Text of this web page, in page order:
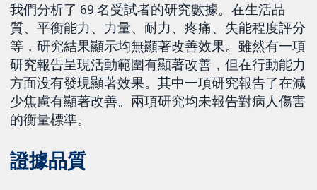
我們分析了 69 名受試者的研究數據。在生活品
質、平衡能力、力量、耐力、疼痛、失能程度評分
等，研究結果顯示均無顯著改善效果。雖然有一項
研究報告呈現活動範圍有顯著改善，但在行動能力
方面没有發現顯著效果。其中一項研究報告了在減
少焦慮有顯著改善。兩項研究均未報告對病人傷害
的衡量標準。
證據品質